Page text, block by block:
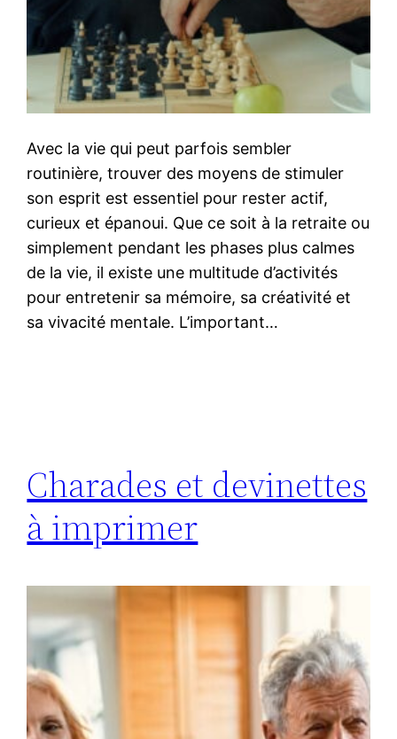
Avec la vie qui peut parfois sembler
routinière, trouver des moyens de stimuler
son esprit est essentiel pour rester actif,
curieux et épanoui. Que ce soit à la retraite ou
simplement pendant les phases plus calmes
de la vie, il existe une multitude d’activités
pour entretenir sa mémoire, sa créativité et
sa vivacité mentale. L’important…
Charades et devinettes
à imprimer